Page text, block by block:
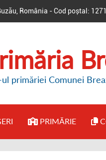
România - Cod poștal:
primăriei Comunei
ELECTORAL DE
PRIMĂRIE
●